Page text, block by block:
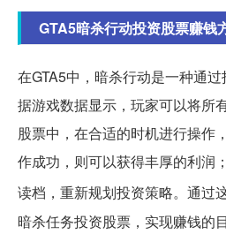
GTA5暗杀行动投资股票赚钱
在GTA5中，暗杀行动是一种通
据游戏数据显示，玩家可以将所
股票中，在合适的时机进行操作
作成功，则可以获得丰厚的利润
读档，重新规划投资策略。通过
暗杀任务投资股票，实现赚钱的目